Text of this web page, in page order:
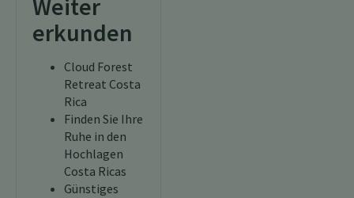
Weiter
erkunden
Cloud Forest
Retreat Costa
Rica
Finden Sie Ihre
Ruhe in den
Hochlagen
Costa Ricas
Günstiges